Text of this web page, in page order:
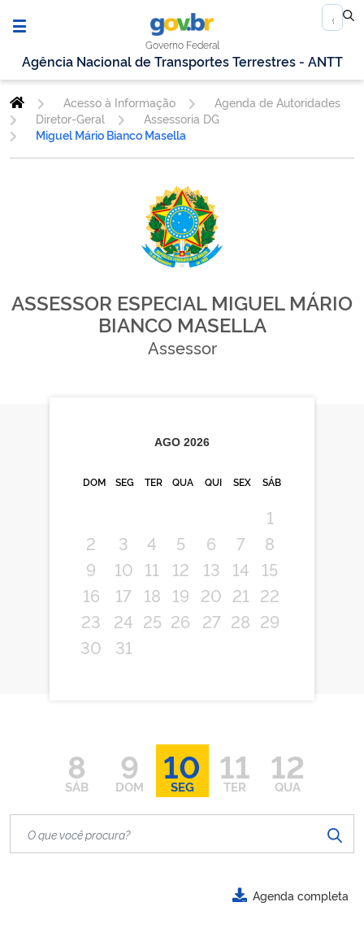
Governo Federal
Agência Nacional de Transportes Terrestres - ANTT
Acesso à Informação
Agenda de Autoridades
Diretor-Geral
Assessoria DG
Miguel Mário Bianco Masella
ASSESSOR ESPECIAL MIGUEL MÁRIO
BIANCO MASELLA
Assessor
AGO 2026
DOM SEG TER QUA QUI SEX SÁB
1
2
3 4 5 6 7
8
9
10 11 12 13 14
15
16
17 18 19 20 21
22
23
24 25 26 27 28 29
30
31
8
SÁB
9
DOM
10
SEG
11
TER
12
QUA
Agenda completa